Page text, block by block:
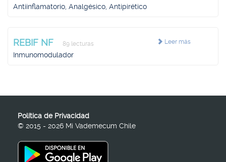
Antiinflamatorio, Analgésico, Antipirético
Leer más
REBIF NF 89 lecturas
Inmunomodulador
Política de Privacidad
© 2015 - 2026 Mi Vademecum Chile